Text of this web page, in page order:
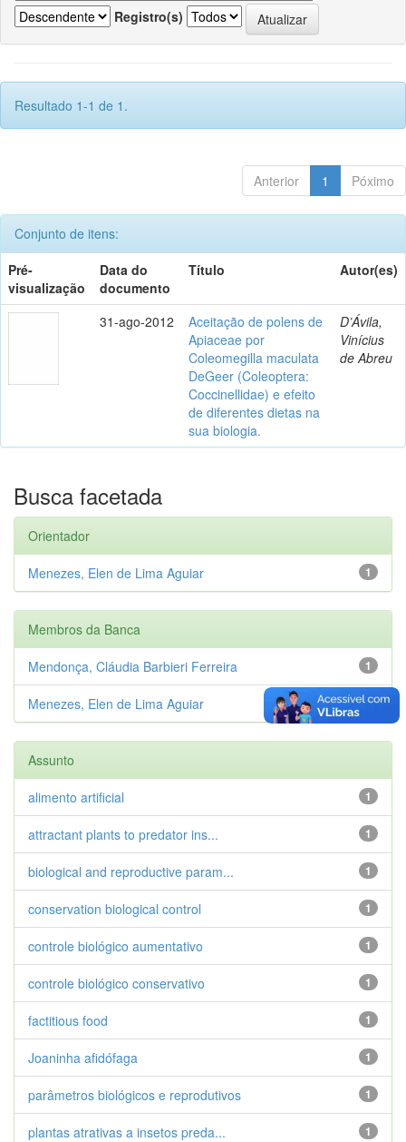
Registro(s)
Resultado 1-1 de 1.
Anterior 1 Póximo
Conjunto de itens:
Pré-
visualização
Data do
documento
Título Autor(es)
31-ago-2012
Aceitação de polens de
Apiaceae por
Coleomegilla maculata
DeGeer (Coleoptera:
Coccinellidae) e efeito
de diferentes dietas na
sua biologia.
D’Ávila,
Vinícius
de Abreu
Busca facetada
Orientador
1
Menezes, Elen de Lima Aguiar
Membros da Banca
1
Mendonça, Cláudia Barbieri Ferreira
1
Menezes, Elen de Lima Aguiar
Assunto
1
alimento artificial
1
attractant plants to predator ins...
1
biological and reproductive param...
1
conservation biological control
1
controle biológico aumentativo
1
controle biológico conservativo
1
factitious food
1
Joaninha afidófaga
1
parâmetros biológicos e reprodutivos
1
plantas atrativas a insetos preda...